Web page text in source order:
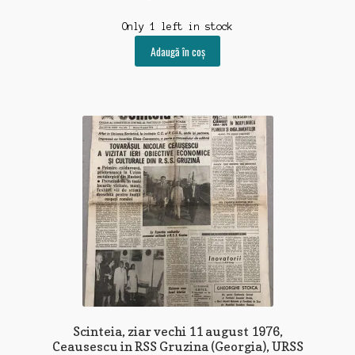
Only 1 left in stock
Adaugă în coș
Scinteia, ziar vechi 11 august 1976,
Ceausescu in RSS Gruzina (Georgia), URSS